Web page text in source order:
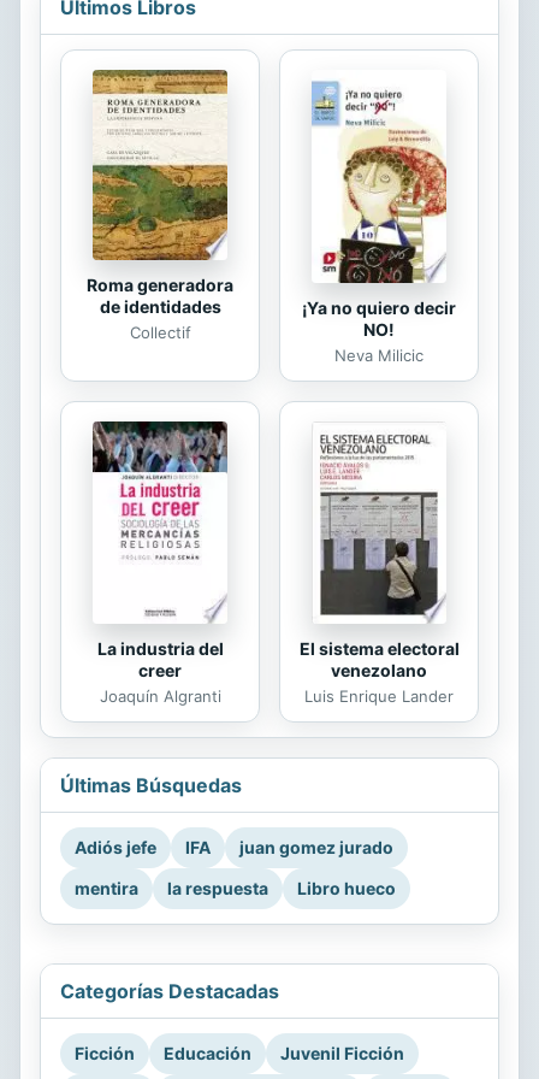
bibliográficas. Todo, para resignificar
político en algunas prácticas
culturales contemporáneas
relacionadas con las memorias de la
dictadura en Chile y Uruguay. A
través de estas, el protagonismo
ciudadano activa la construcción
identitaria con...
Últimos Libros
Roma generadora
de identidades
Collectif
¡Ya no quiero decir
NO!
Neva Milicic
La industria del
creer
Joaquín Algranti
El sistema electoral
venezolano
Luis Enrique Lander
Últimas Búsquedas
Adiós jefe IFA
juan gomez jurado
mentira
la respuesta Libro hueco
Categorías Destacadas
Ficción Educación Juvenil Ficción